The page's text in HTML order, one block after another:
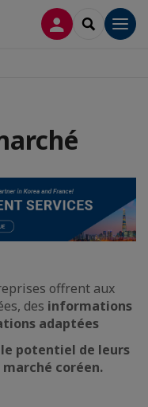
CONNEXION
offrent aux
des informations
adaptées
potentiel de leurs
coréen.